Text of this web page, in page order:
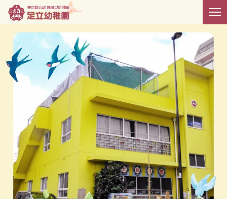
メ
園の概要
園の生活
預かり保育・延長保育
新着ニュース
入園案内